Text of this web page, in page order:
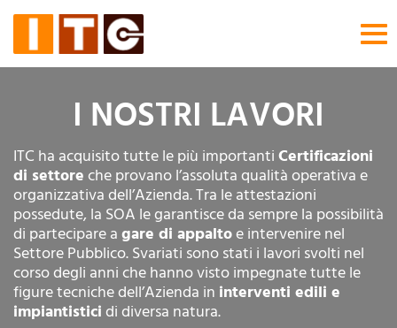
I NOSTRI LAVORI
ITC ha acquisito tutte le più importanti Certificazioni
di settore che provano l’assoluta qualità operativa e
organizzativa dell’Azienda. Tra le attestazioni
possedute, la SOA le garantisce da sempre la possibilità
di partecipare a gare di appaltoe intervenire nel
Settore Pubblico. Svariati sono stati i lavori svolti nel
corso degli anni che hanno visto impegnate tutte le
figure tecniche dell’Azienda in interventi edili e
impiantistici di diversa natura.